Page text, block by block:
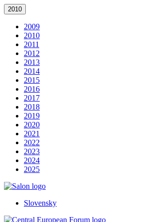
2010
2009
2010
2011
2012
2013
2014
2015
2016
2017
2018
2019
2020
2021
2022
2023
2024
2025
Slovensky